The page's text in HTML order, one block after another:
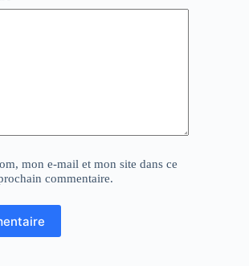
mon e-mail et mon site dans ce
commentaire.